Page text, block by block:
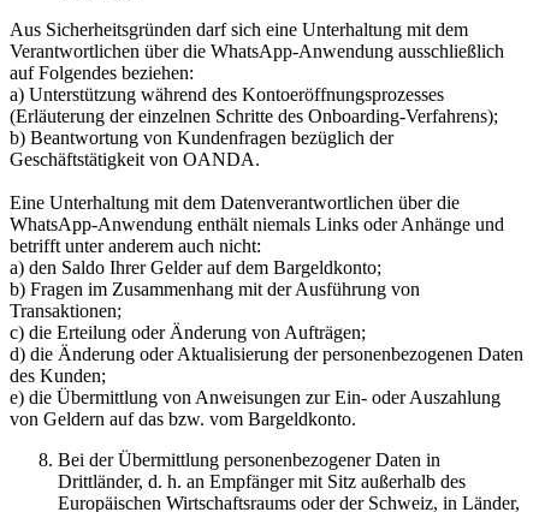
Aus Sicherheitsgründen darf sich eine Unterhaltung mit dem
Verantwortlichen über die WhatsApp-Anwendung ausschließlich
auf Folgendes beziehen:
a) Unterstützung während des Kontoeröffnungsprozesses
(Erläuterung der einzelnen Schritte des Onboarding-Verfahrens);
b) Beantwortung von Kundenfragen bezüglich der
Geschäftstätigkeit von OANDA.
Eine Unterhaltung mit dem Datenverantwortlichen über die
WhatsApp-Anwendung enthält niemals Links oder Anhänge und
betrifft unter anderem auch nicht:
a) den Saldo Ihrer Gelder auf dem Bargeldkonto;
b) Fragen im Zusammenhang mit der Ausführung von
Transaktionen;
c) die Erteilung oder Änderung von Aufträgen;
d) die Änderung oder Aktualisierung der personenbezogenen Daten
des Kunden;
e) die Übermittlung von Anweisungen zur Ein- oder Auszahlung
von Geldern auf das bzw. vom Bargeldkonto.
Bei der Übermittlung personenbezogener Daten in
Drittländer, d. h. an Empfänger mit Sitz außerhalb des
Europäischen Wirtschaftsraums oder der Schweiz, in Länder,